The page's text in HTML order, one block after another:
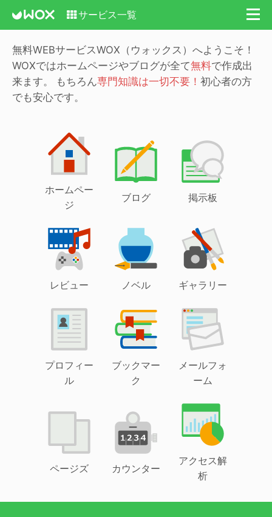
サービス一覧
無料WEBサービスWOX（ウォックス）へようこそ！
WOXではホームページやブログが全て無料で作成出
来ます。
もちろん専門知識は一切不要！ 初心者の方
でも安心です。
ホームペー
ジ
ブログ 掲示板
レビュー ノベル ギャラリー
プロフィー
ル
ブックマー
ク
メールフォ
ーム
ページズ カウンター
アクセス解
析